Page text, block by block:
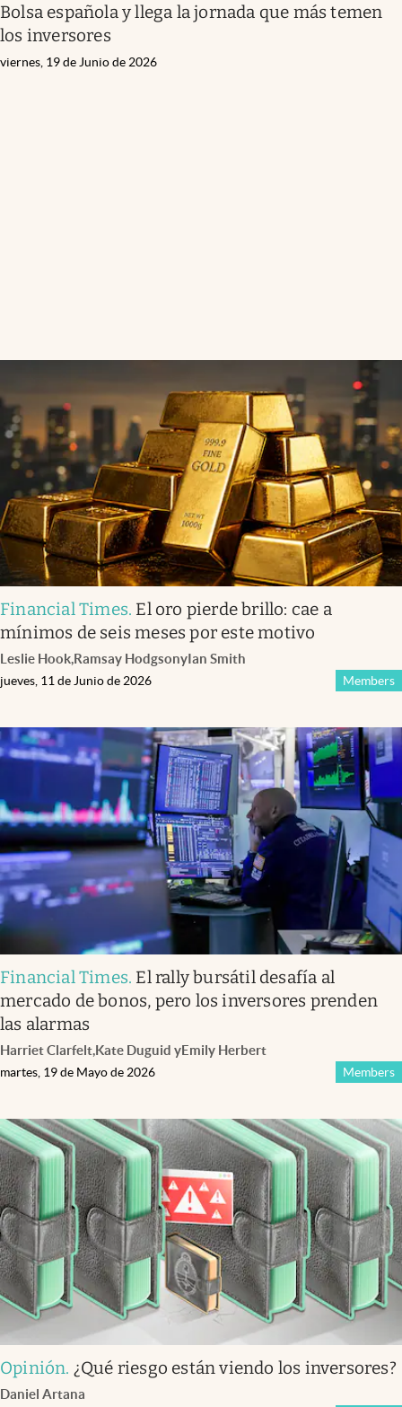
Bolsa española y llega la jornada que más temen
los inversores
viernes, 19 de Junio de 2026
Financial Times. El oro pierde brillo: cae a
mínimos de seis meses por este motivo
Leslie Hook,Ramsay HodgsonyIan Smith
Members
jueves, 11 de Junio de 2026
Financial Times. El rally bursátil desafía al
mercado de bonos, pero los inversores prenden
las alarmas
Harriet Clarfelt,Kate Duguid yEmily Herbert
Members
martes, 19 de Mayo de 2026
Opinión. ¿Qué riesgo están viendo los inversores?
Daniel Artana